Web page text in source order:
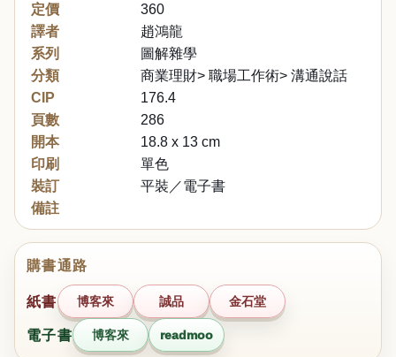
定價
360
譯者
趙鴻龍
系列
圖解雜學
分類
商業理財> 職場工作術> 溝通說話
CIP
176.4
頁數
286
開本
18.8 x 13 cm
印刷
單色
裝訂
平裝／電子書
備註
購書通路
紙書 博客來 誠品 金石堂
電子書 博客來 readmoo